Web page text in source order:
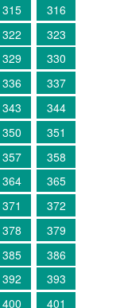
315
316
322
323
329
330
336
337
343
344
350
351
357
358
364
365
371
372
378
379
385
386
392
393
400
401